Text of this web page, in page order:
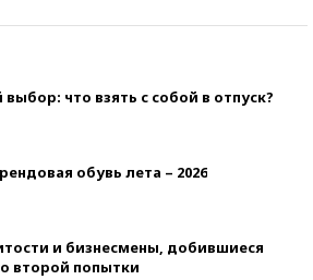
что взять с собой в отпуск?
обувь лета – 2026
и бизнесмены, добившиеся
второй попытки